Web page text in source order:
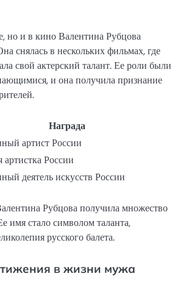
но и в кино Валентина Рубцова
снялась в нескольких фильмах, где
свой актерский талант. Ее роли были
и она получила признание
Награда
артист России
артистка России
деятель искусств России
Рубцова получила множество
имя стало символом таланта,
русского балета.
в жизни мужа